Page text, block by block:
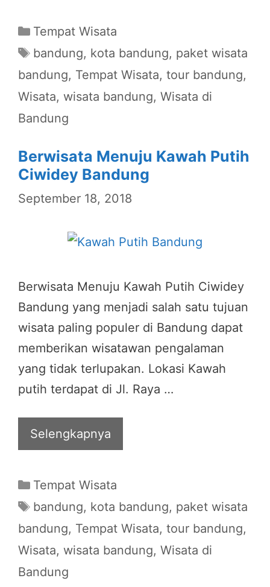
Categories
Tempat Wisata
Tags
bandung, kota bandung, paket wisata
bandung, Tempat Wisata, tour bandung,
Wisata, wisata bandung, Wisata di
Bandung
Berwisata Menuju Kawah Putih
Ciwidey Bandung
September 18, 2018
Berwisata Menuju Kawah Putih Ciwidey
Bandung yang menjadi salah satu tujuan
wisata paling populer di Bandung dapat
memberikan wisatawan pengalaman
yang tidak terlupakan. Lokasi Kawah
putih terdapat di Jl. Raya …
Selengkapnya
Categories
Tempat Wisata
Tags
bandung, kota bandung, paket wisata
bandung, Tempat Wisata, tour bandung,
Wisata, wisata bandung, Wisata di
Bandung